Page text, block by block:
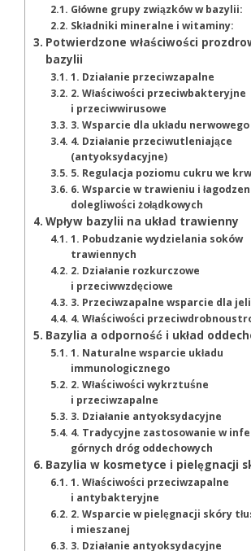
Główne grupy związków w bazylii:
Składniki mineralne i witaminy:
Potwierdzone właściwości
bazylii
1. Działanie przeciwzapalne
2. Właściwości przeciwbakteryjne
i przeciwwirusowe
3. Wsparcie dla układu nerwowego
4. Działanie przeciwutleniające
(antyoksydacyjne)
5. Regulacja poziomu cukru we
6. Wsparcie w trawieniu i
dolegliwości żołądkowych
Wpływ bazylii na układ trawienny
1. Pobudzanie wydzielania soków
trawiennych
2. Działanie rozkurczowe
i przeciwwzdęciowe
3. Przeciwzapalne wsparcie dla
4. Właściwości
Bazylia a odporność i układ
1. Naturalne wsparcie układu
immunologicznego
2. Właściwości wykrztuśne
i przeciwzapalne
3. Działanie antyoksydacyjne
4. Tradycyjne zastosowanie w
górnych dróg oddechowych
Bazylia w kosmetyce i pielęgnacji
1. Właściwości przeciwzapalne
i antybakteryjne
2. Wsparcie w pielęgnacji skóry
i mieszanej
3. Działanie antyoksydacyjne